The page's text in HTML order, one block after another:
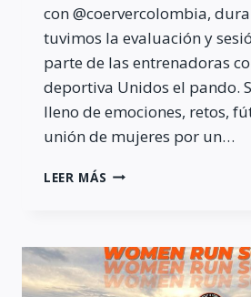
con @coervercolombia,
tuvimos la evaluación y
parte de las entrenadoras
deportiva Unidos el pando.
lleno de emociones, retos,
unión de mujeres por un…
LEER MÁS WOMEN
–
DÍA
3